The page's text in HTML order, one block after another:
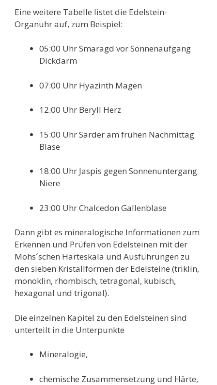
Eine weitere Tabelle listet die Edelstein-
Organuhr auf, zum Beispiel:
05:00 Uhr Smaragd vor Sonnenaufgang
Dickdarm
07:00 Uhr Hyazinth Magen
12:00 Uhr Beryll Herz
15:00 Uhr Sarder am frühen Nachmittag
Blase
18:00 Uhr Jaspis gegen Sonnenuntergang
Niere
23:00 Uhr Chalcedon Gallenblase
Dann gibt es mineralogische Informationen zum
Erkennen und Prüfen von Edelsteinen mit der
Mohs´schen Härteskala und Ausführungen zu
den sieben Kristallformen der Edelsteine (triklin,
monoklin, rhombisch, tetragonal, kubisch,
hexagonal und trigonal).
Die einzelnen Kapitel zu den Edelsteinen sind
unterteilt in die Unterpunkte
Mineralogie,
chemische Zusammensetzung und Härte,